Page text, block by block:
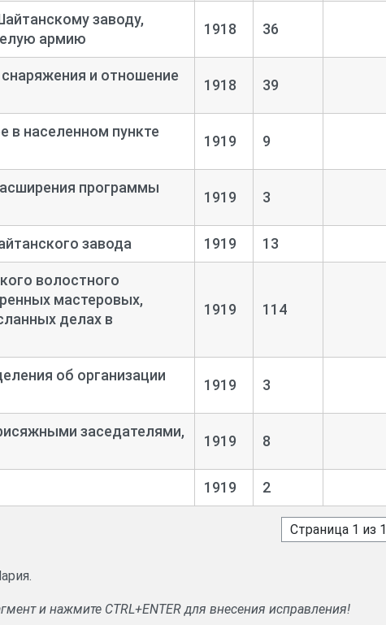
заводу,
армию
1918 36
и отношение
1918 39
в населенном пункте
1919 9
программы
1919 3
завода 1919 13
волостного
мастеровых,
делах в
1919 114
об организации
1919 3
заседателями,
1919 8
1919 2
Страница 1 из 1
и нажмите CTRL+ENTER для внесения исправления!